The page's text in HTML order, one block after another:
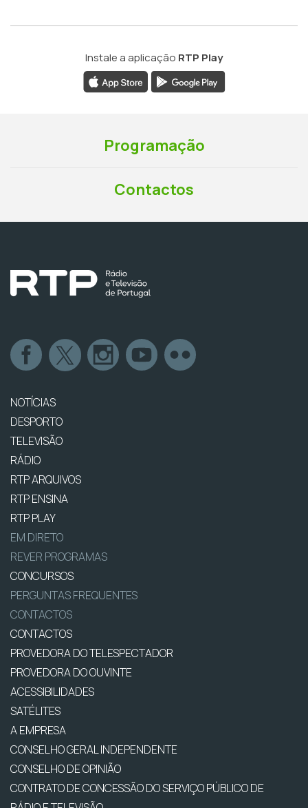
Instale a aplicação RTP Play
Programação
Contactos
NOTÍCIAS
DESPORTO
TELEVISÃO
RÁDIO
RTP ARQUIVOS
RTP ENSINA
RTP PLAY
EM DIRETO
REVER PROGRAMAS
CONCURSOS
PERGUNTAS FREQUENTES
CONTACTOS
CONTACTOS
PROVEDORA DO TELESPECTADOR
PROVEDORA DO OUVINTE
ACESSIBILIDADES
SATÉLITES
A EMPRESA
CONSELHO GERAL INDEPENDENTE
CONSELHO DE OPINIÃO
CONTRATO DE CONCESSÃO DO SERVIÇO PÚBLICO DE